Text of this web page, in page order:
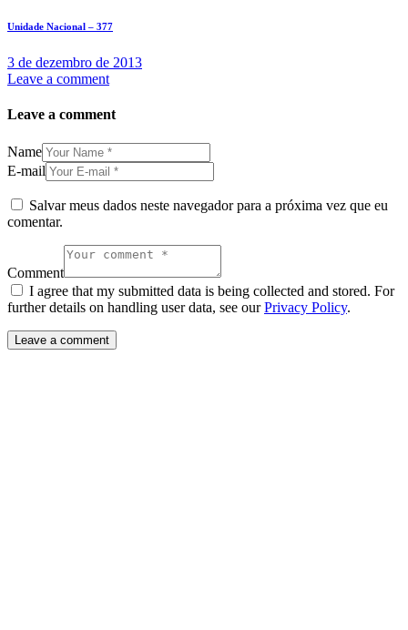
Unidade Nacional – 377
3 de dezembro de 2013
Leave a comment
Leave a comment
Name
E-mail
Salvar meus dados neste navegador para a próxima vez que eu
comentar.
Comment
I agree that my submitted data is being collected and stored. For
further details on handling user data, see ourPrivacy Policy.